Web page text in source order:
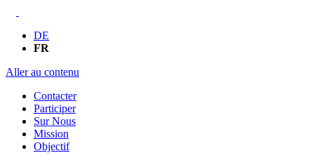
DE
FR
Aller au contenu
Contacter
Participer
Sur Nous
Mission
Objectif